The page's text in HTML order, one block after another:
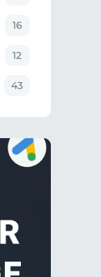
16
12
43